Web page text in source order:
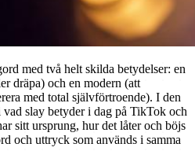
med två helt skilda betydelser: en
dräpa) och en modern (att
med total självförtroende). I den
slay betyder i dag på TikTok och
sitt ursprung, hur det låter och böjs
och uttryck som används i samma